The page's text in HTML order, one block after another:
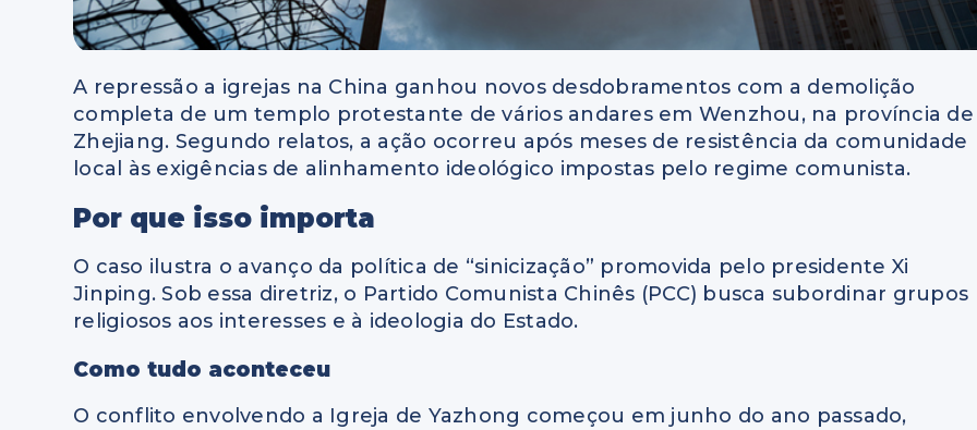
A repressão a igrejas na China ganhou novos desdobramentos com a demolição
completa de um templo protestante de vários andares em Wenzhou, na província de
Zhejiang. Segundo relatos, a ação ocorreu após meses de resistência da comunidade
local às exigências de alinhamento ideológico impostas pelo regime comunista.
Por que isso importa
O caso ilustra o avanço da política de “sinicização” promovida pelo presidente Xi
Jinping. Sob essa diretriz, o Partido Comunista Chinês (PCC) busca subordinar grupos
religiosos aos interesses e à ideologia do Estado.
Como tudo aconteceu
O conflito envolvendo a Igreja de Yazhong começou em junho do ano passado,